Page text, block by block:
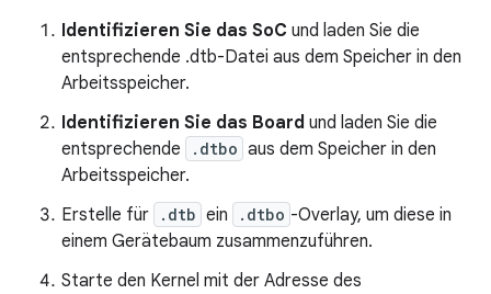
Identifizieren Sie das SoC und laden Sie die
entsprechende .dtb-Datei aus dem Speicher in den
Arbeitsspeicher.
Identifizieren Sie das Board und laden Sie die
entsprechende
.dtbo aus dem Speicher in den
Arbeitsspeicher.
Erstelle für
.dtb ein .dtbo -Overlay, um diese in
einem Gerätebaum zusammenzuführen.
Starte den Kernel mit der Adresse des